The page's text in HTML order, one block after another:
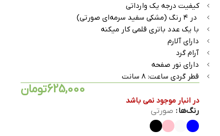
کیفیت درجه یک وارداتی
در ۴ رنگ (مشکی سفید سرمه‌ای صورتی)
با یک عدد باتری قلمی کار میکنه
دارای آلارم
آرام گرد
دارای نور صفحه
قطر گردی ساعت: ۸ سانت
625,000تومان
در انبار موجود نمی باشد
رنگ‌ها صورتی